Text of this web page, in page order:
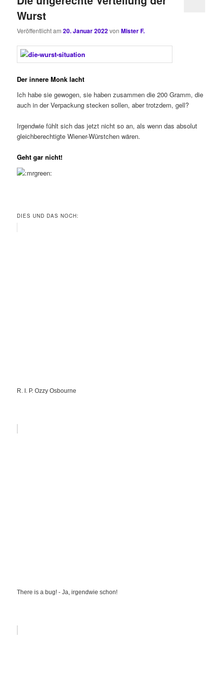
Wurst
Veröffentlicht am20. Januar 2022vonMister F.
Der innere Monk lacht
Ich habe sie gewogen, sie haben zusammen die 200 Gramm, die
auch in der Verpackung stecken sollen, aber trotzdem, gell?
Irgendwie fühlt sich das jetzt nicht so an, als wenn das absolut
gleichberechtigte Wiener-Würstchen wären.
Geht gar nicht!
DIES UND DAS NOCH:
R. I. P. Ozzy Osbourne
There is a bug! - Ja, irgendwie schon!